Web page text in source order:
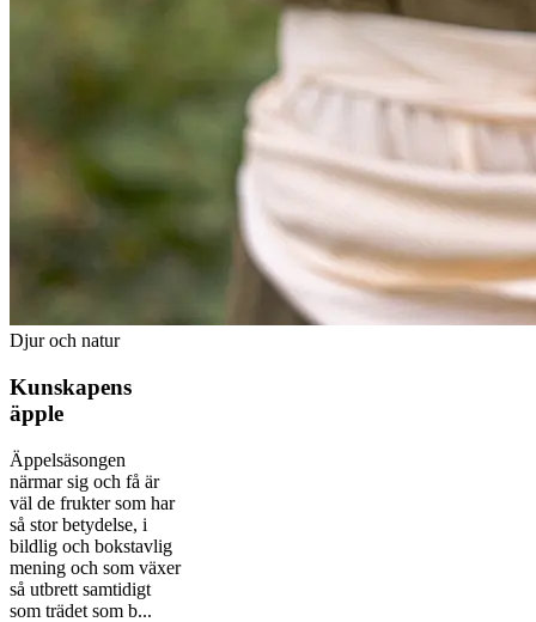
Djur och natur
Kunskapens
äpple
Äppelsäsongen
närmar sig och få är
väl de frukter som har
så stor betydelse, i
bildlig och bokstavlig
mening och som växer
så utbrett samtidigt
som trädet som b...